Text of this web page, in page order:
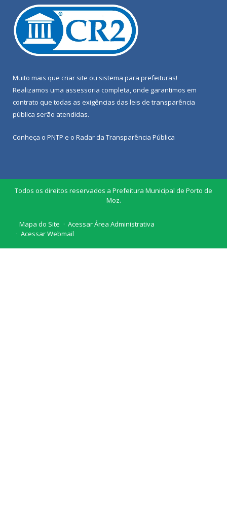
Muito mais que criar site ou sistema para prefeituras!
Realizamos uma assessoria completa, onde garantimos em
contrato que todas as exigências das leis de transparência
pública serão atendidas.
Conheça o PNTP e o Radar da Transparência Pública
Todos os direitos reservados a Prefeitura Municipal de Porto de
Moz.
Mapa do Site
Acessar Área Administrativa
Acessar Webmail